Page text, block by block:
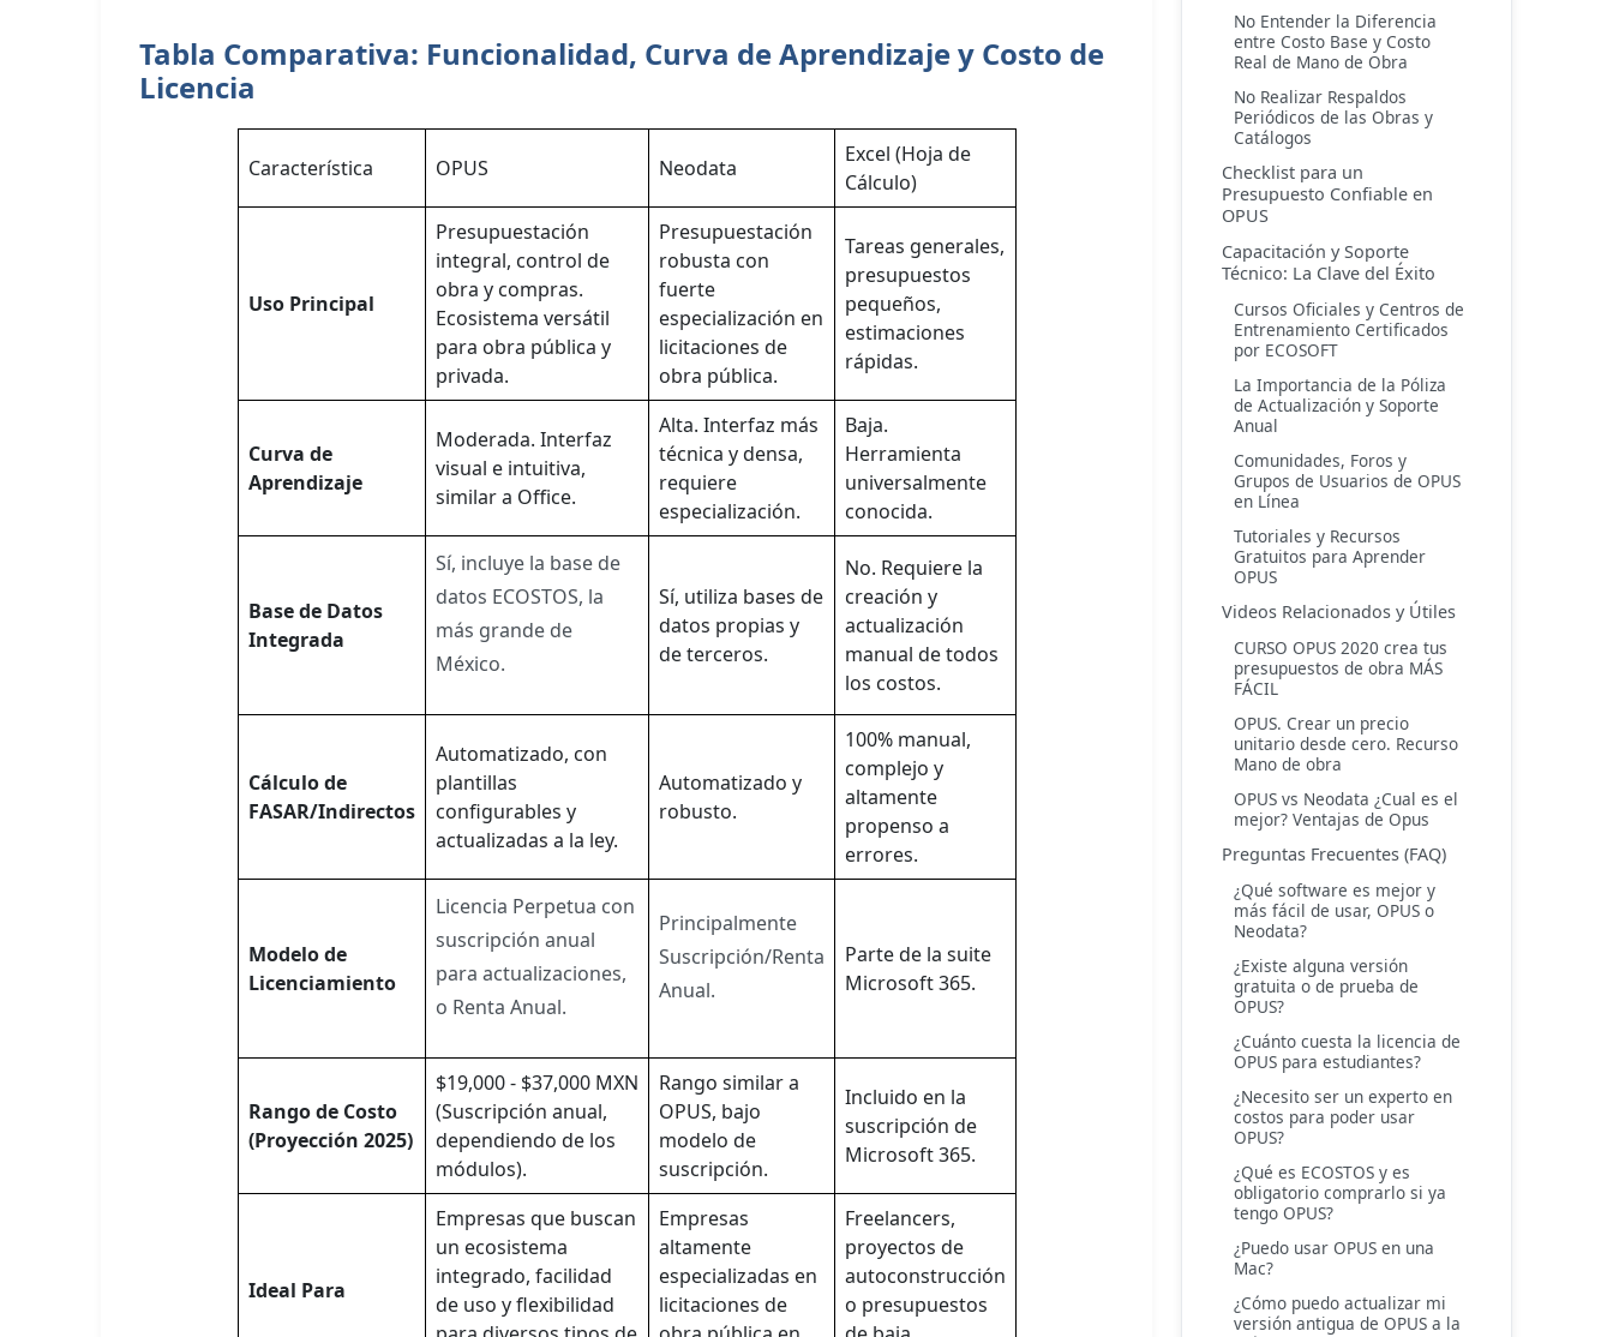
Tabla Comparativa: Funcionalidad, Curva de Aprendizaje y Costo de
Licencia
Característica OPUS Neodata
Excel (Hoja de
Cálculo)
Uso Principal
Presupuestación
integral, control de
obra y compras.
Ecosistema versátil
para obra pública y
privada.
Presupuestación
robusta con
fuerte
especialización en
licitaciones de
obra pública.
Tareas generales,
presupuestos
pequeños,
estimaciones
rápidas.
Curva de
Aprendizaje
Moderada. Interfaz
visual e intuitiva,
similar a Office.
Alta. Interfaz más
técnica y densa,
requiere
especialización.
Baja.
Herramienta
universalmente
conocida.
Base de Datos
Integrada
Sí, incluye la base de
datos ECOSTOS, la
más grande de
México.
Sí, utiliza bases de
datos propias y
de terceros.
No. Requiere la
creación y
actualización
manual de todos
los costos.
Cálculo de
FASAR/Indirectos
Automatizado, con
plantillas
configurables y
actualizadas a la ley.
Automatizado y
robusto.
100% manual,
complejo y
altamente
propenso a
errores.
Modelo de
Licenciamiento
Licencia Perpetua con
suscripción anual
para actualizaciones,
o Renta Anual.
Principalmente
Suscripción/Renta
Anual.
Parte de la suite
Microsoft 365.
Rango de Costo
(Proyección 2025)
$19,000 - $37,000 MXN
(Suscripción anual,
dependiendo de los
módulos).
Rango similar a
OPUS, bajo
modelo de
suscripción.
Incluido en la
suscripción de
Microsoft 365.
Ideal Para
Empresas que buscan
un ecosistema
integrado, facilidad
de uso y flexibilidad
Empresas
altamente
especializadas en
licitaciones de
Freelancers,
proyectos de
autoconstrucción
o presupuestos
No Entender la Diferencia
entre Costo Base y Costo
Real de Mano de Obra
No Realizar Respaldos
Periódicos de las Obras y
Catálogos
Checklist para un
Presupuesto Confiable en
OPUS
Capacitación y Soporte
Técnico: La Clave del Éxito
Cursos Oficiales y Centros de
Entrenamiento Certificados
por ECOSOFT
La Importancia de la Póliza
de Actualización y Soporte
Anual
Comunidades, Foros y
Grupos de Usuarios de OPUS
en Línea
Tutoriales y Recursos
Gratuitos para Aprender
OPUS
Videos Relacionados y Útiles
CURSO OPUS 2020 crea tus
presupuestos de obra MÁS
FÁCIL
OPUS. Crear un precio
unitario desde cero. Recurso
Mano de obra
OPUS vs Neodata ¿Cual es el
mejor? Ventajas de Opus
Preguntas Frecuentes (FAQ)
¿Qué software es mejor y
más fácil de usar, OPUS o
Neodata?
¿Existe alguna versión
gratuita o de prueba de
OPUS?
¿Cuánto cuesta la licencia de
OPUS para estudiantes?
¿Necesito ser un experto en
costos para poder usar
OPUS?
¿Qué es ECOSTOS y es
obligatorio comprarlo si ya
tengo OPUS?
¿Puedo usar OPUS en una
Mac?
¿Cómo puedo actualizar mi
versión antigua de OPUS a la